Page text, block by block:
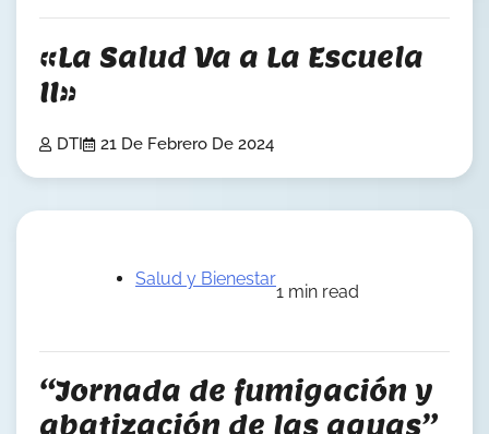
«La Salud Va a La Escuela
II»
DTI 21 De Febrero De 2024
Salud y Bienestar
1 min read
“Jornada de fumigación y
abatización de las aguas”